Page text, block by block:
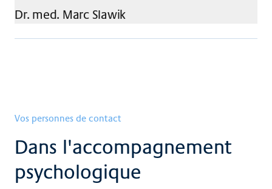
Dr. med. Marc Slawik
Vos personnes de contact
Dans l'accompagnement
psychologique